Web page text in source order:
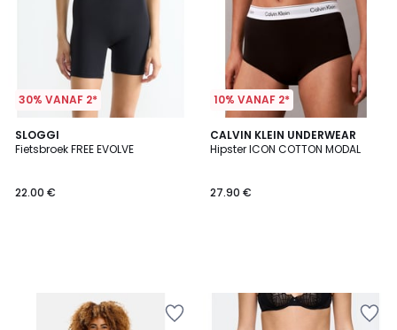
30% VANAF 2*
SLOGGI
Fietsbroek FREE EVOLVE
22.00 €
10% VANAF 2*
CALVIN KLEIN UNDERWEAR
Hipster ICON COTTON MODAL
27.90 €